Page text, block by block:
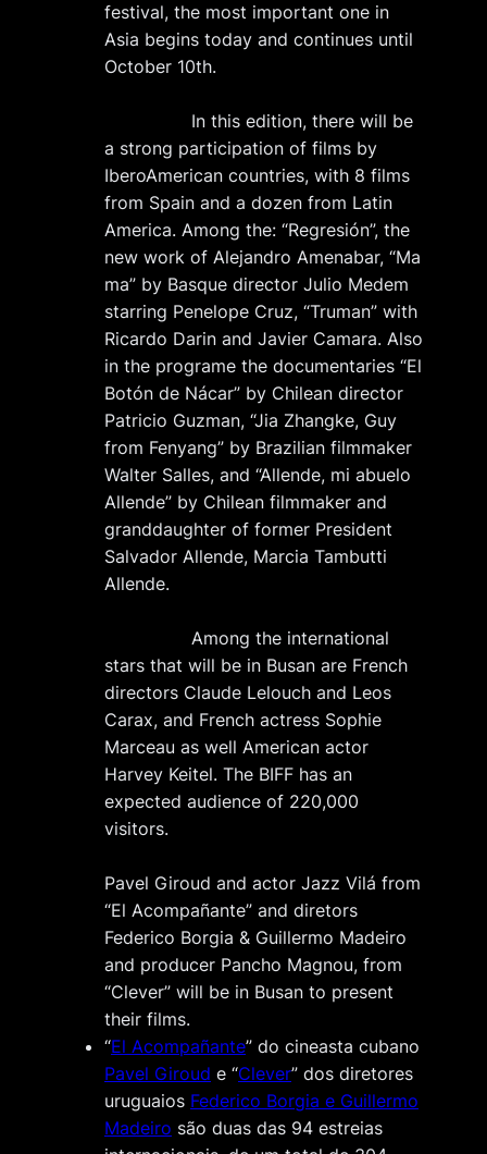
festival, the most important one in
Asia begins today and continues until
October 10th.
In this edition, there will be
a strong participation of films by
IberoAmerican countries, with 8 films
from Spain and a dozen from Latin
America. Among the: “Regresión”, the
new work of Alejandro Amenabar, “Ma
ma” by Basque director Julio Medem
starring Penelope Cruz, “Truman” with
Ricardo Darin and Javier Camara. Also
in the programe the documentaries “El
Botón de Nácar” by Chilean director
Patricio Guzman, “Jia Zhangke, Guy
from Fenyang” by Brazilian filmmaker
Walter Salles, and “Allende, mi abuelo
Allende” by Chilean filmmaker and
granddaughter of former President
Salvador Allende, Marcia Tambutti
Allende.
Among the international
stars that will be in Busan are French
directors Claude Lelouch and Leos
Carax, and French actress Sophie
Marceau as well American actor
Harvey Keitel. The BIFF has an
expected audience of 220,000
visitors.
Pavel Giroud and actor Jazz Vilá from
“El Acompañante” and diretors
Federico Borgia & Guillermo Madeiro
and producer Pancho Magnou, from
“Clever” will be in Busan to present
their films.
“El Acompañante” do cineasta cubano
Pavel Giroud e “Clever” dos diretores
uruguaios Federico Borgia e Guillermo
Madeiro são duas das 94 estreias